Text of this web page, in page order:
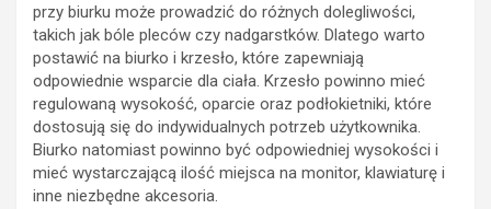
przy biurku może prowadzić do różnych dolegliwości,
takich jak bóle pleców czy nadgarstków. Dlatego warto
postawić na biurko i krzesło, które zapewniają
odpowiednie wsparcie dla ciała. Krzesło powinno mieć
regulowaną wysokość, oparcie oraz podłokietniki, które
dostosują się do indywidualnych potrzeb użytkownika.
Biurko natomiast powinno być odpowiedniej wysokości i
mieć wystarczającą ilość miejsca na monitor, klawiaturę i
inne niezbędne akcesoria.